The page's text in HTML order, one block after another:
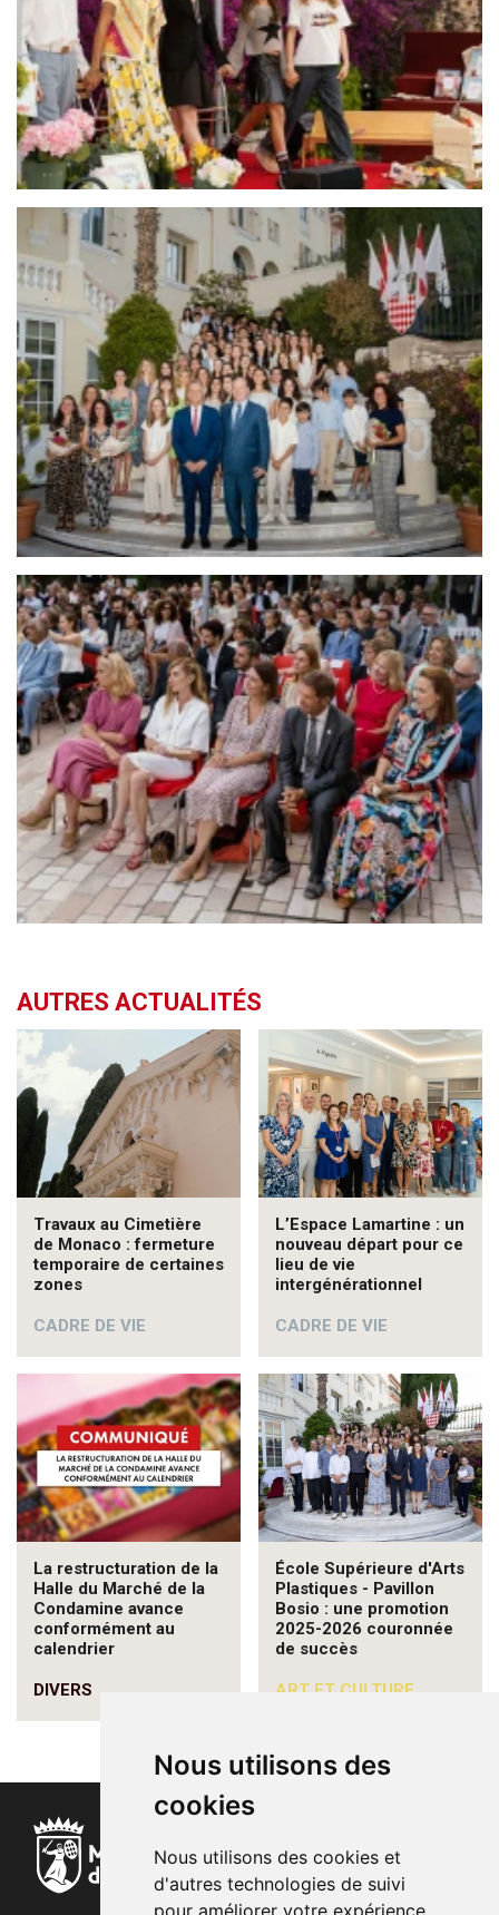
Nous utilisons des
cookies
Nous utilisons des cookies et
d'autres technologies de suivi
pour améliorer votre expérience
AUTRES ACTUALITÉS
Travaux au Cimetière
de Monaco : fermeture
temporaire de certaines
zones
CADRE DE VIE
L’Espace Lamartine : un
nouveau départ pour ce
lieu de vie
intergénérationnel
CADRE DE VIE
La restructuration de la
Halle du Marché de la
Condamine avance
conformément au
calendrier
DIVERS
École Supérieure d'Arts
Plastiques - Pavillon
Bosio : une promotion
2025-2026 couronnée
de succès
ART ET CULTURE